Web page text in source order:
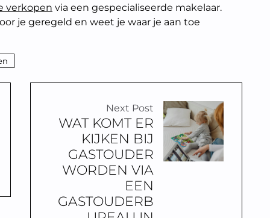
verkopen via een gespecialiseerde makelaar.
je geregeld en weet je waar je aan toe
Next Post
WAT KOMT ER
KIJKEN BIJ
GASTOUDER
WORDEN VIA
EEN
GASTOUDERB